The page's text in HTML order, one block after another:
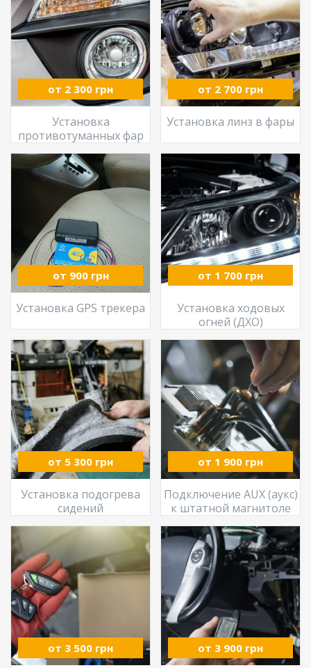
от 2 300 грн
Установка
противотуманных фар
от 2 700 грн
Установка линз в фары
от 900 грн
Установка GPS трекера
от 1 700 грн
Установка ходовых
огней (ДХО)
от 5 300 грн
Установка подогрева
сидений
от 1 900 грн
Подключение AUX (аукс)
к штатной магнитоле
от 3 500 грн от 3 900 грн